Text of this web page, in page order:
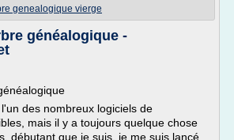
genealogique vierge
généalogique -
des nombreux logiciels de
mais il y a toujours quelque chose
débutant que je suis, je me suis lancé